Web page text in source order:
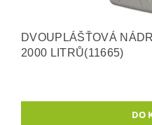
DVOUPLÁŠŤOVÁ
2000 LITRŮ(11665)